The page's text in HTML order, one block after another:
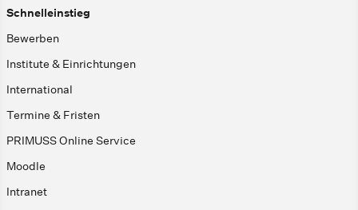
Schnelleinstieg
Bewerben
Institute & Einrichtungen
International
Termine & Fristen
PRIMUSS Online Service
Moodle
Intranet